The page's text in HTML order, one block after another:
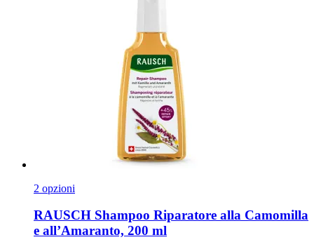
2 opzioni
RAUSCH Shampoo Riparatore alla Camomilla
e all’Amaranto, 200 ml